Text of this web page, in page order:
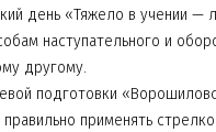
день «Тяжело в учении —
наступательного и
другому.
подготовки
правильно применять